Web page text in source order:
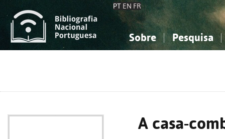
PT EN FR
Sobre Pesquisa
A casa-